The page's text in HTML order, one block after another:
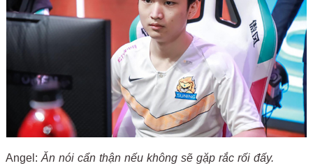
Angel: Ăn nói cẩn thận nếu không sẽ gặp rắc rối đấy.